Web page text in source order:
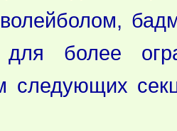
более
следующих